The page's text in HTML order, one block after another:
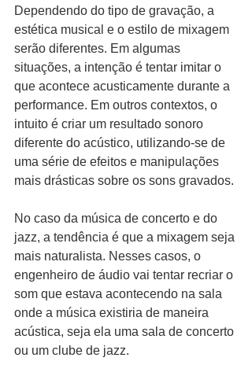
Dependendo do tipo de gravação, a
estética musical e o estilo de mixagem
serão diferentes. Em algumas
situações, a intenção é tentar imitar o
que acontece acusticamente durante a
performance. Em outros contextos, o
intuito é criar um resultado sonoro
diferente do acústico, utilizando-se de
uma série de efeitos e manipulações
mais drásticas sobre os sons gravados.
No caso da música de concerto e do
jazz, a tendência é que a mixagem seja
mais naturalista. Nesses casos, o
engenheiro de áudio vai tentar recriar o
som que estava acontecendo na sala
onde a música existiria de maneira
acústica, seja ela uma sala de concerto
ou um clube de jazz.